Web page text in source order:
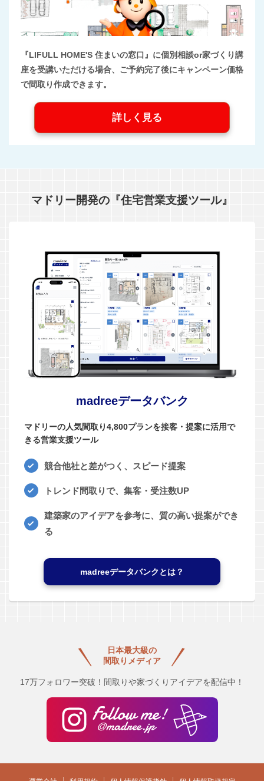
『LIFULL HOME'S 住まいの窓口』に個別相談or家づくり講
座を受講いただける場合、ご予約完了後にキャンペーン価格
で間取り作成できます。
詳しく見る
マドリー開発の『住宅営業支援ツール』
madreeデータバンク
マドリーの人気間取り4,800プランを接客・提案に活用で
きる営業支援ツール
競合他社と差がつく、スピード提案
トレンド間取りで、集客・受注数UP
建築家のアイデアを参考に、質の高い提案ができ
る
madreeデータバンクとは？
日本最大級の
間取りメディア
17万フォロワー突破！間取りや家づくりアイデアを配信中！